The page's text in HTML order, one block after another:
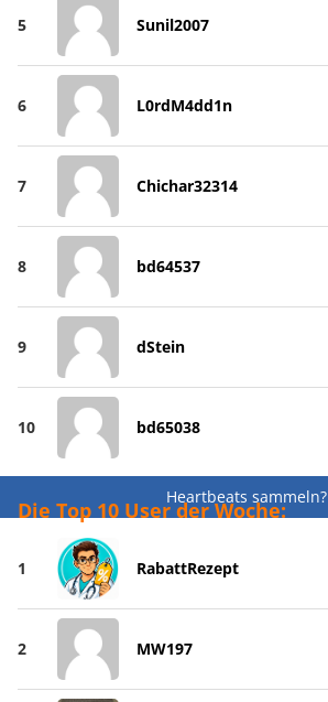
5 Sunil2007
6 L0rdM4dd1n
7 Chichar32314
8 bd64537
9 dStein
10 bd65038
Heartbeats sammeln?
Die Top 10 User der Woche:
1 RabattRezept
2 MW197